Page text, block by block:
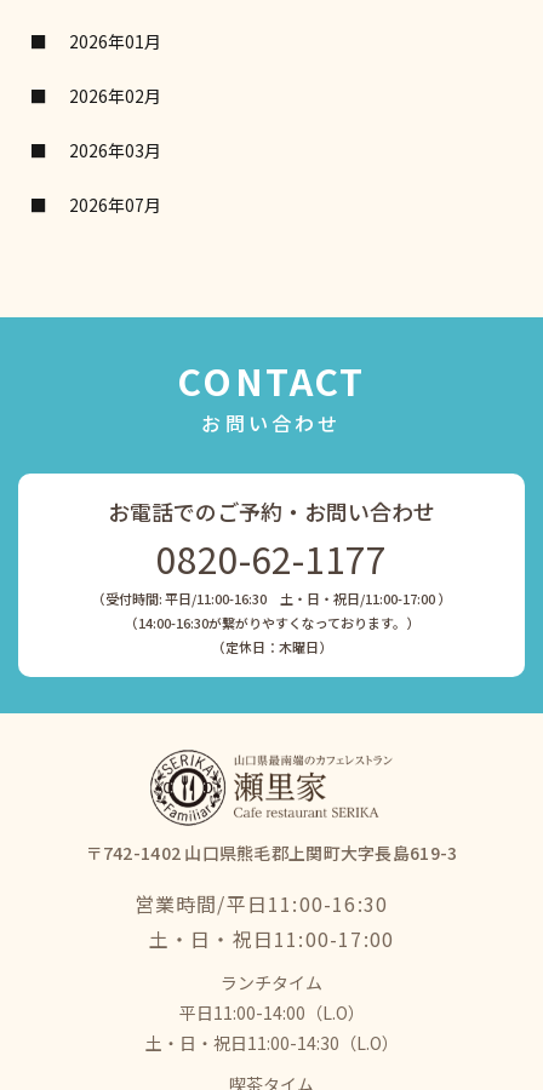
2026年01月
2026年02月
2026年03月
2026年07月
CONTACT
お問い合わせ
お電話でのご予約・お問い合わせ
0820-62-1177
（受付時間: 平日/11:00-16:30 土・日・祝日/11:00-17:00 ）
​​​​​​​（14:00-16:30が繋がりやすくなっております。）
​​​​​​​（定休日：木曜日）
〒742-1402 山口県熊毛郡上関町大字長島619-3
営業時間/平日11:00-16:30
​​​​​​​土・日・祝日11:00-17:00
ランチタイム
平日11:00-14:00（L.O）
土・日・祝日11:00-14:30（L.O）
喫茶タイム